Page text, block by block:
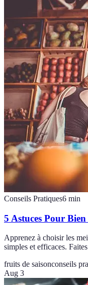
Conseils Pratiques6 min
5 Astuces Pour
Apprenez à choisir les
simples et efficaces.
fruits de saisonconseils
Aug 3